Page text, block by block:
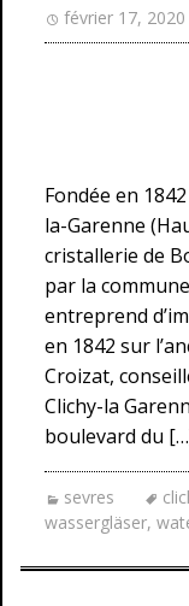
février 17, 2020
Fondée en
la-Garenne
cristallerie de
par la
entreprend
en 1842 sur
Croizat,
Clichy-la
boulevard du
sevres
wassergläser,